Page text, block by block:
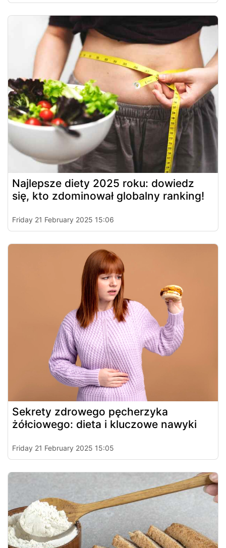
Najlepsze diety 2025 roku: dowiedz
się, kto zdominował globalny ranking!
Friday 21 February 2025 15:06
Sekrety zdrowego pęcherzyka
żółciowego: dieta i kluczowe nawyki
Friday 21 February 2025 15:05